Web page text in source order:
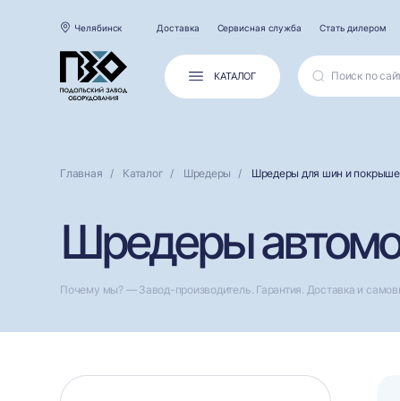
Челябинск Доставка Сервисная служба Стать дилером
КАТАЛОГ
Главная Каталог Шредеры Шредеры для шин и
Шредеры
Почему мы? — Завод-производитель. Гарантия. Доставка и